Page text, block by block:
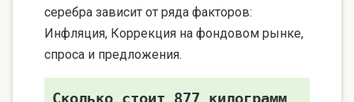
серебра зависит от ряда факторов:
Инфляция, Коррекция на фондовом рынке,
спроса и предложения.
Сколько стоит 877 килограмм